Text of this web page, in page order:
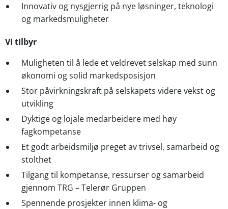
Innovativ og nysgjerrig på nye løsninger, teknologi
og markedsmuligheter
Vi tilbyr
Muligheten til å lede et veldrevet selskap med sunn
økonomi og solid markedsposisjon
Stor påvirkningskraft på selskapets videre vekst og
utvikling
Dyktige og lojale medarbeidere med høy
fagkompetanse
Et godt arbeidsmiljø preget av trivsel, samarbeid og
stolthet
Tilgang til kompetanse, ressurser og samarbeid
gjennom TRG – Telerør Gruppen
Spennende prosjekter innen klima- og